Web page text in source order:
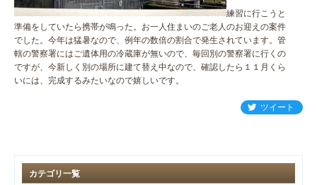
練習に行こうと
準備をしていたら携帯が鳴った。お一人住まいのご老人のお迎えの案件
でした。今年は猛暑なので、例年の数倍の割合で発生されています。管
轄の警察署にはご遺体用の冷蔵庫が無いので、毎回別の警察署に行くの
ですが、今新しく別の場所に建て替え中なので、確認したら１１月くら
いには、完成するみたいなので嬉しいです。
ツイート
カテゴリ一覧